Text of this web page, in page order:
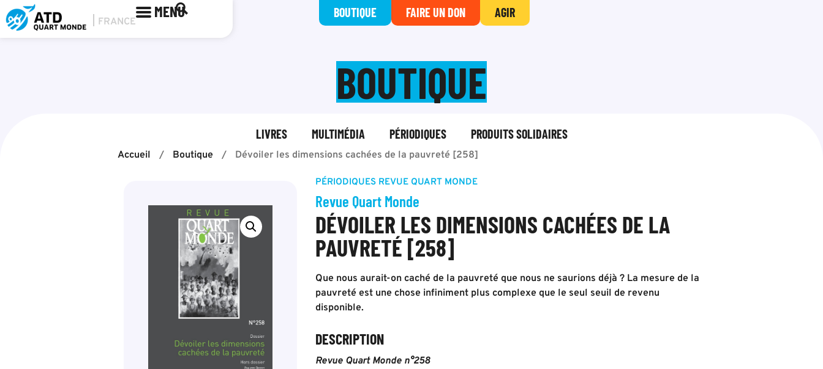
MENU BOUTIQUE FAIRE UN DON AGIR
BOUTIQUE
LIVRES MULTIMÉDIA PÉRIODIQUES PRODUITS SOLIDAIRES
Accueil / Boutique / Dévoiler les dimensions cachées de la pauvreté [258]
PÉRIODIQUES REVUE QUART MONDE
Revue Quart Monde
DÉVOILER LES DIMENSIONS CACHÉES DE LA
PAUVRETÉ [258]
Que nous aurait-on caché de la pauvreté que nous ne saurions déjà ? La mesure de la
pauvreté est une chose infiniment plus complexe que le seul seuil de revenu
disponible.
DESCRIPTION
Revue Quart Monde n°258